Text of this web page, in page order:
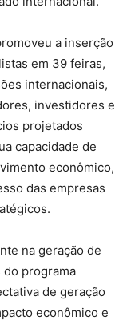
a inserção
em 39 feiras,
internacionais,
investidores e
projetados
capacidade de
econômico,
das empresas
na geração de
do programa
de geração
econômico e